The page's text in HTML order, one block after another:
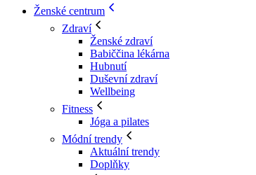
Ženské centrum
Zdraví
Ženské zdraví
Babiččina lékárna
Hubnutí
Duševní zdraví
Wellbeing
Fitness
Jóga a pilates
Módní trendy
Aktuální trendy
Doplňky